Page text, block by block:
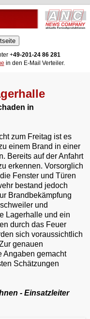
+49-201-24 86 281
in den E-Mail Verteiler.
in
zum Freitag ist es
einem Brand in einer
Bereits auf der Anfahrt
erkennen. Vorsorglich
Fenster und Türen
bestand jedoch
Brandbekämpfung
und
Lagerhalle und ein
durch das Feuer
sich voraussichtlich
genauen
Angaben gemacht
Schätzungen
- Einsatzleiter